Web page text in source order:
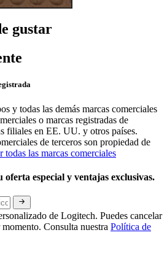
gustar
y todas las demás marcas comerciales
o marcas registradas de
filiales en EE. UU. y otros países.
de terceros son propiedad de
todas las marcas comerciales
especial y ventajas exclusivas.
de Logitech. Puedes cancelar
Consulta nuestra Política de